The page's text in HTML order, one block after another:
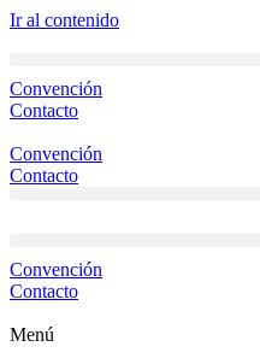
Ir al contenido
Convención
Contacto
Convención
Contacto
Convención
Contacto
Menú